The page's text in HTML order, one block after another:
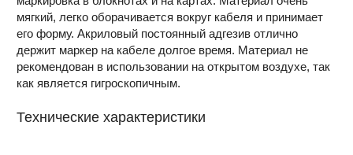
мягкий, легко оборачивается вокруг кабеля и принимает
его форму. Акриловый постоянный адгезив отлично
держит маркер на кабеле долгое время. Материал не
рекомендован в использовании на открытом воздухе, так
как является гигроскопичным.
Технические характеристики